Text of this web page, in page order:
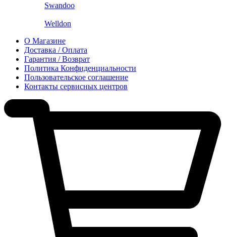
Swandoo
Welldon
О Магазине
Доставка / Оплата
Гарантия / Возврат
Политика Конфиденциальности
Пользовательское соглашение
Контакты сервисных центров